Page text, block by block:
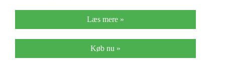
Læs mere »
Køb nu »